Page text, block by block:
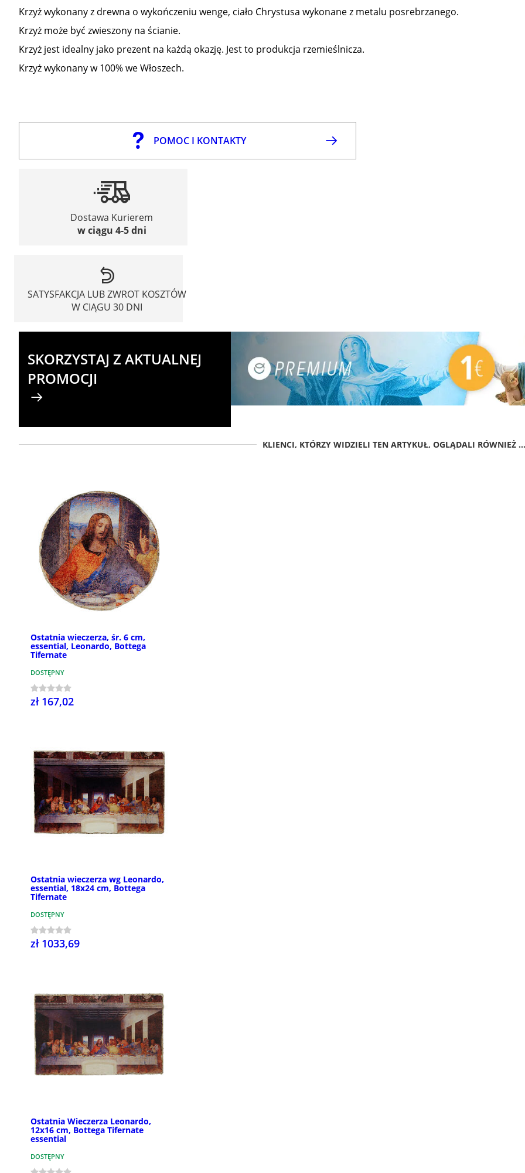
Krzyż wykonany z drewna o wykończeniu wenge, ciało Chrystusa wykonane z metalu posrebrzanego.
Krzyż może być zwieszony na ścianie.
Krzyż jest idealny jako prezent na każdą okazję. Jest to produkcja rzemieślnicza.
Krzyż wykonany w 100% we Włoszech.
POMOC I KONTAKTY
Dostawa Kurierem
w ciągu 4-5 dni
SATYSFAKCJA LUB ZWROT KOSZTÓW
W CIĄGU 30 DNI
SKORZYSTAJ Z AKTUALNEJ
PROMOCJI
KLIENCI, KTÓRZY WIDZIELI TEN ARTYKUŁ, OGLĄDALI RÓWNIEŻ ...
Ostatnia wieczerza, śr. 6 cm,
essential, Leonardo, Bottega
Tifernate
DOSTĘPNY
zł 167,02
Ostatnia wieczerza wg Leonardo,
essential, 18x24 cm, Bottega
Tifernate
DOSTĘPNY
zł 1033,69
Ostatnia Wieczerza Leonardo,
12x16 cm, Bottega Tifernate
essential
DOSTĘPNY